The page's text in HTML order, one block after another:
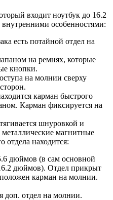
входит ноутбук до 16.2
особенностями:
есть потайной отдел на
на ремнях, которые
кнопки.
на молнии сверху
карман быстрого
Карман фиксируется на
шнуровкой и
магнитные
отдела находится:
дюймов (в сам основной
дюймов). Отдел прикрыт
карман на молнии.
доп. отдел на молнии.